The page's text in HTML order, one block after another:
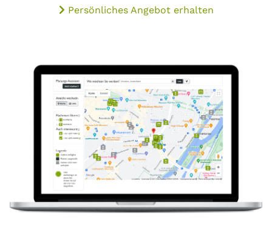
Persönliches Angebot erhalten